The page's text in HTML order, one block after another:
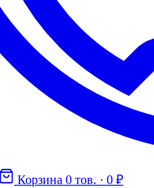
Корзина 0 тов. · 0 ₽